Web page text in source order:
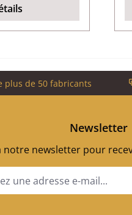
plus de 50 fabricants
Newsletter
notre newsletter pour